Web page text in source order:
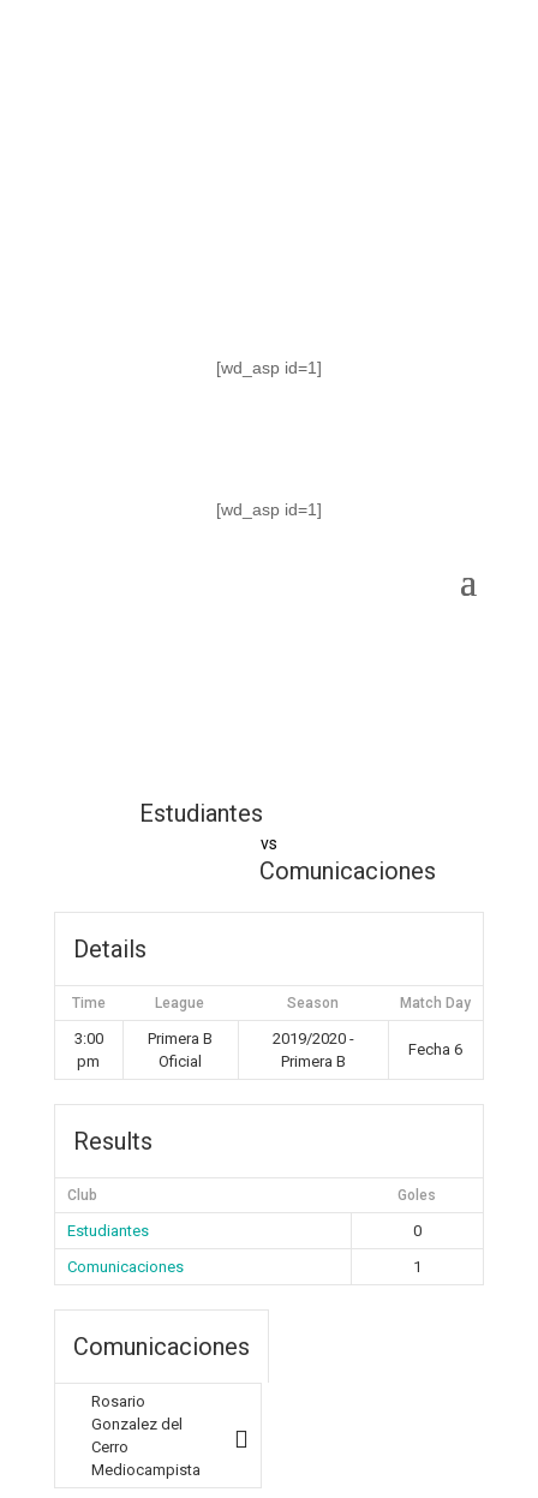
[wd_asp id=1]
[wd_asp id=1]
Estudiantes
vs
Comunicaciones
Details
Time League Season Match Day
3:00
pm
Primera B
Oficial
2019/2020 -
Primera B
Fecha 6
Results
Club Goles
Estudiantes
0
Comunicaciones
1
Comunicaciones
Rosario
Gonzalez del
Cerro
Mediocampista